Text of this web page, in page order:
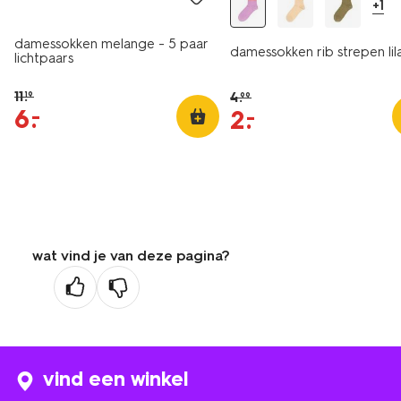
damessokken melange - 5 paar
lichtpaars
11.19
6.
–
+1
damessokken rib strepen
4.99
2.
–
wat vind je van deze pagina?
vind een winkel